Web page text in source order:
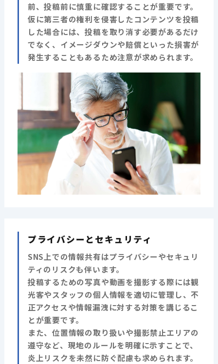
前、投稿前に慎重に確認することが重要です。
仮に第三者の権利を侵害したコンテンツを投稿
した場合には、投稿を取り消す必要があるだけ
でなく、イメージダウンや賠償といった損害が
発生することもあるため注意が求められます。
プライバシーとセキュリティ
SNS上での情報共有はプライバシーやセキュリ
ティのリスクも伴います。
投稿するための写真や動画を撮影する際には観
光客やスタッフの個人情報を適切に管理し、不
正アクセスや情報漏洩に対する対策を講じるこ
とが重要です。
また、位置情報の取り扱いや撮影禁止エリアの
遵守など、現地のルールを明確に示すことで、
炎上リスクを未然に防ぐ配慮も求められます。